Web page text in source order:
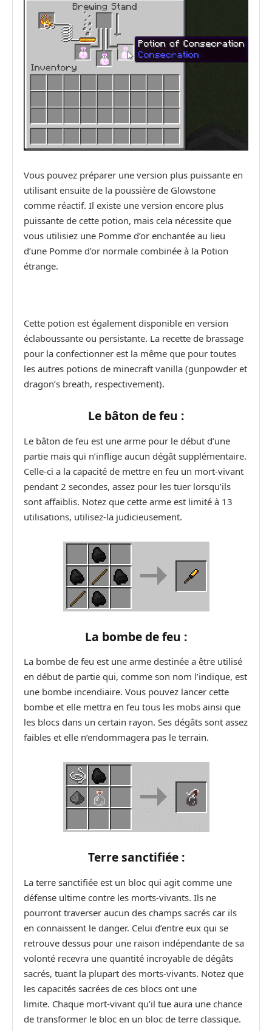
Vous pouvez préparer une version plus puissante en
utilisant ensuite de la poussière de Glowstone
comme réactif. Il existe une version encore plus
puissante de cette potion, mais cela nécessite que
vous utilisiez une Pomme d’or enchantée au lieu
d’une Pomme d’or normale combinée à la Potion
étrange.
Cette potion est également disponible en version
éclaboussante ou persistante. La recette de brassage
pour la confectionner est la même que pour toutes
les autres potions de minecraft vanilla (gunpowder et
dragon’s breath, respectivement).
Le bâton de feu :
Le bâton de feu est une arme pour le début d’une
partie mais qui n’inflige aucun dégât supplémentaire.
Celle-ci a la capacité de mettre en feu un mort-vivant
pendant 2 secondes, assez pour les tuer lorsqu’ils
sont affaiblis. Notez que cette arme est limité à 13
utilisations, utilisez-la judicieusement.
La bombe de feu :
La bombe de feu est une arme destinée a être utilisé
en début de partie qui, comme son nom l’indique, est
une bombe incendiaire. Vous pouvez lancer cette
bombe et elle mettra en feu tous les mobs ainsi que
les blocs dans un certain rayon. Ses dégâts sont assez
faibles et elle n’endommagera pas le terrain.
Terre sanctifiée :
La terre sanctifiée est un bloc qui agit comme une
défense ultime contre les morts-vivants. Ils ne
pourront traverser aucun des champs sacrés car ils
en connaissent le danger. Celui d’entre eux qui se
retrouve dessus pour une raison indépendante de sa
volonté recevra une quantité incroyable de dégâts
sacrés, tuant la plupart des morts-vivants. Notez que
les capacités sacrées de ces blocs ont une
limite. Chaque mort-vivant qu’il tue aura une chance
de transformer le bloc en un bloc de terre classique.